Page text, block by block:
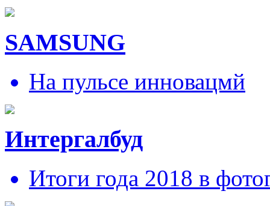
SAMSUNG
На пульсе инновацмй
Интергалбуд
Итоги года 2018 в